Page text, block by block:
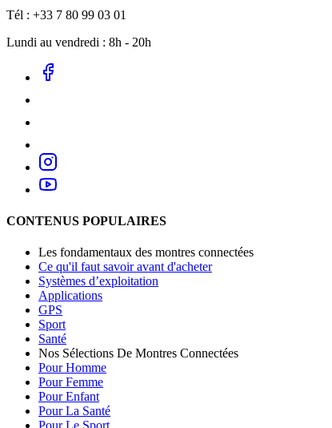
Tél : +33 7 80 99 03 01
Lundi au vendredi : 8h - 20h
CONTENUS POPULAIRES
Les fondamentaux des montres connectées
Ce qu'il faut savoir avant d'acheter
Systèmes d’exploitation
Applications
GPS
Sport
Santé
Nos Sélections De Montres Connectées
Pour Homme
Pour Femme
Pour Enfant
Pour La Santé